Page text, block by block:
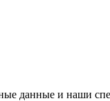
данные и наши